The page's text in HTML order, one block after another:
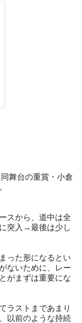
舞台の重賞・小倉
スから、道中は全
突入→最後は少し
った形になるとい
ないために、レー
がまずは重要にな
ラストまであまり
以前のような持続